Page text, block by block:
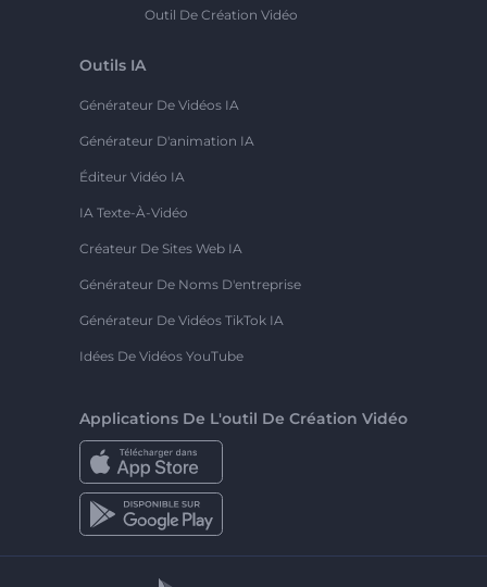
Outil De Création Vidéo
Outils IA
Générateur De Vidéos IA
Générateur D'animation IA
Éditeur Vidéo IA
IA Texte-À-Vidéo
Créateur De Sites Web IA
Générateur De Noms D'entreprise
Générateur De Vidéos TikTok IA
Idées De Vidéos YouTube
Applications De L'outil De Création Vidéo